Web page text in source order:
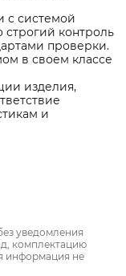
с системой
строгий контроль
проверки.
в своем классе
изделия,
и
уведомления
комплектацию
информация не